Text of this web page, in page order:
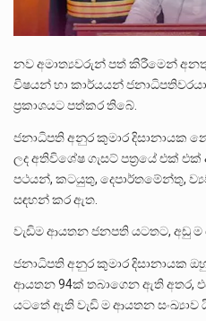
නව අමාත්‍යවරුන් පත් කිරීමෙන්
විෂයන් හා කාර්යයන්
ප්‍රකාශයට පත්කර තිබේ.
ජනාධිපති අනුර කුමාර දිසානායක
ලද අතිවිශේෂ ගැසට් පත්‍රයේ එක්
පථයන්, කටයුතු, දෙපාර්තමේන්තු,
සඳහන් කර ඇත.
වැඩිම ආයතන ජනපති යටතට, අඩු
ජනාධිපති අනුර කුමාර දිසානායක
ආයතන 94ක් තබාගෙන ඇති අතර,
යටතේ ඇති වැඩි ම ආයතන සංඛ්‍යාව